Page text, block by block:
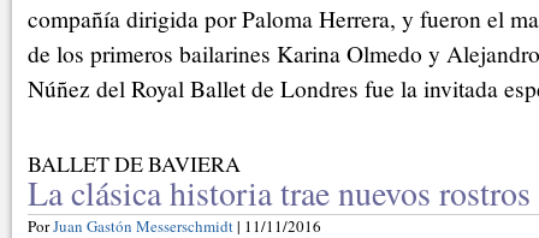
compañía dirigida por Paloma Herrera, y fueron el
de los primeros bailarines Karina Olmedo y
Núñez del Royal Ballet de Londres fue la invitada
BALLET DE BAVIERA
La clásica historia trae nuevos rostros
PorJuan Gastón Messerschmidt| 11/11/2016